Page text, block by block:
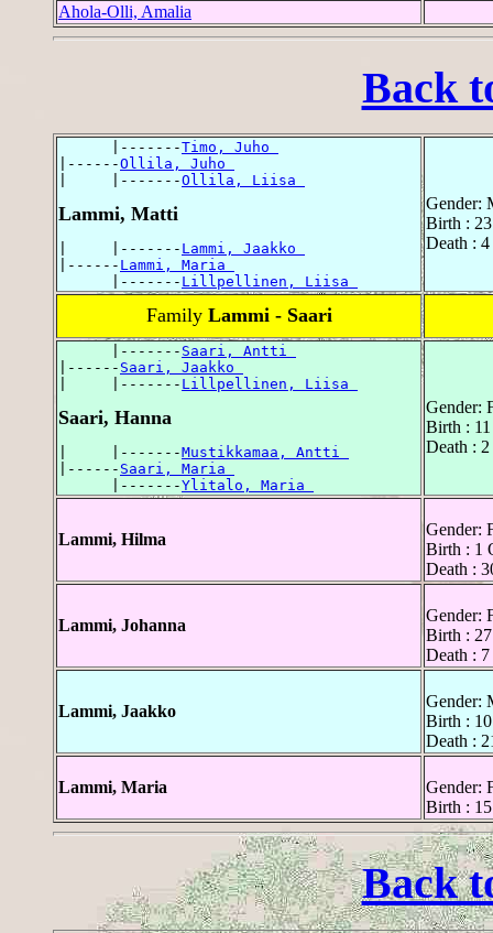
Ahola-Olli, Amalia
Back
      |-------
Timo, Juho
|------Ollila, Juho
|     |-------Ollila, Liisa
Lammi, Matti
|     |------- Lammi, Jaakko
|------ Lammi, Maria
      |-------
Lillpellinen, Liisa
Gender:
Birth :
Death :
Family Lammi - Saari
      |-------
Saari, Antti
|------ Saari, Jaakko
|     |------- Lillpellinen, Liisa
Saari, Hanna
|     |-------Mustikkamaa, Antti
|------ Saari, Maria
      |-------
Ylitalo, Maria
Gender:
Birth :
Death :
Lammi, Hilma
Gender:
Birth : 1
Death :
Lammi, Johanna
Gender:
Birth :
Death :
Lammi, Jaakko
Gender:
Birth :
Death :
Lammi, Maria
Gender:
Birth :
Back